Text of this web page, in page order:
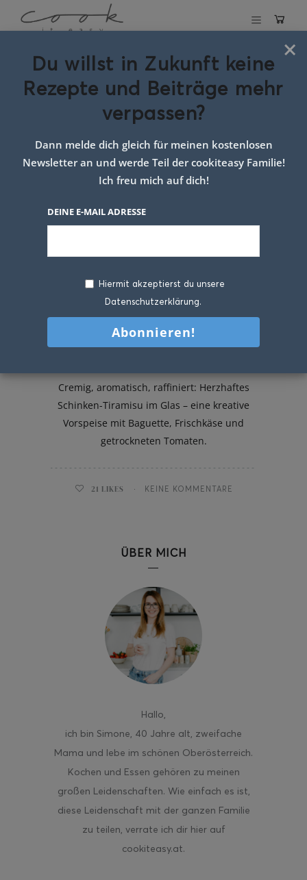
Schlagwort:
modernes
tiramisu
Cremig, aromatisch, raffiniert: Herzhaftes
Schinken-Tiramisu im Glas – eine kreative
Vorspeise mit Baguette, Frischkäse und
getrockneten Tomaten.
21 LIKES KEINE KOMMENTARE
ÜBER MICH
Hallo,
ich bin Simone, 40 Jahre alt, zweifache
Mama und lebe im schönen Oberösterreich.
Kochen und Essen gehören zu meinen
großen Leidenschaften. Wie einfach es ist,
diese Leidenschaft mit der ganzen Familie
zu teilen, verrate ich dir hier auf
cookiteasy.at.
×
Du willst in Zukunft keine
Rezepte und Beiträge mehr
verpassen?
Dann melde dich gleich für meinen kostenlosen
Newsletter an und werde Teil der cookiteasy Familie!
Ich freu mich auf dich!
DEINE E-MAIL ADRESSE
Hiermit akzeptierst du unsere
Datenschutzerklärung.